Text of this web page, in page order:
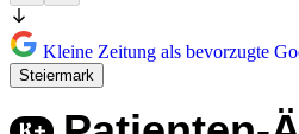
Kleine Zeitung als bevorzugte
Steiermark